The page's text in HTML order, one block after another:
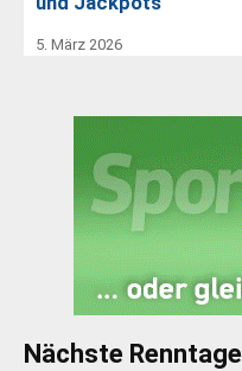
5. März 2026
Nächste Renntage